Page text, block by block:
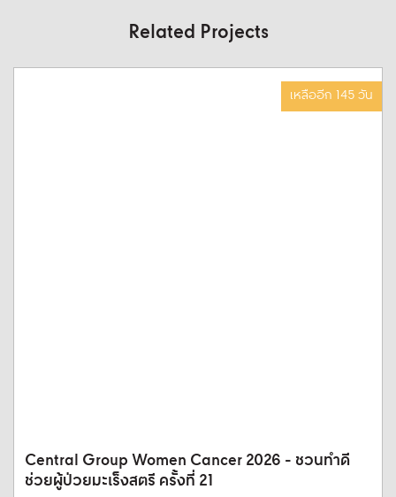
Related Projects
เหลืออีก 145 วัน
Central Group Women Cancer 2026 - ชวนทำดี
ช่วยผู้ป่วยมะเร็งสตรี ครั้งที่ 21